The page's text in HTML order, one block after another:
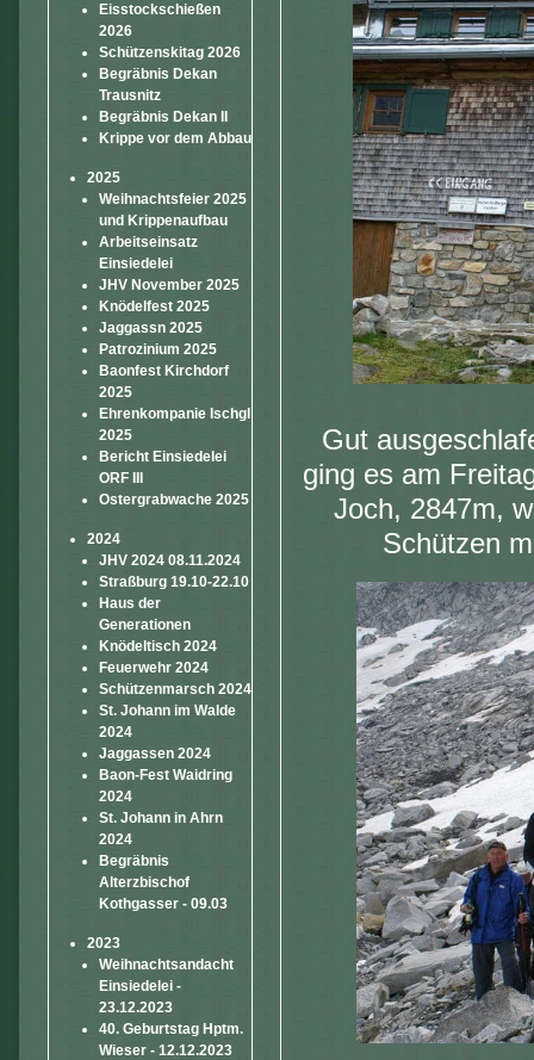
Eisstockschießen
2026
Schützenskitag 2026
Begräbnis Dekan
Trausnitz
Begräbnis Dekan II
Krippe vor dem Abbau
2025
Weihnachtsfeier 2025
und Krippenaufbau
Arbeitseinsatz
Einsiedelei
JHV November 2025
Knödelfest 2025
Jaggassn 2025
Patrozinium 2025
Baonfest Kirchdorf
2025
Ehrenkompanie Ischgl
2025
Bericht Einsiedelei
ORF III
Ostergrabwache 2025
2024
JHV 2024 08.11.2024
Straßburg 19.10-22.10
Haus der
Generationen
Knödeltisch 2024
Feuerwehr 2024
Schützenmarsch 2024
St. Johann im Walde
2024
Jaggassen 2024
Baon-Fest Waidring
2024
St. Johann in Ahrn
2024
Begräbnis
Alterzbischof
Kothgasser - 09.03
2023
Weihnachtsandacht
Einsiedelei -
23.12.2023
40. Geburtstag Hptm.
Wieser - 12.12.2023
Gut
ging es am
Joch, 2847m,
Schützen